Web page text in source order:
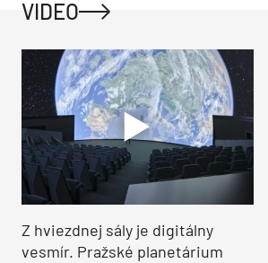
VIDEO
Z hviezdnej sály je digitálny
vesmír. Pražské planetárium